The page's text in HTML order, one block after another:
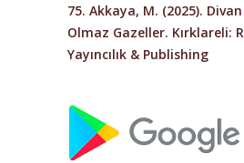
75. Akkaya, M. (2025).
Olmaz Gazeller. Kırklareli:
Yayıncılık & Publishing